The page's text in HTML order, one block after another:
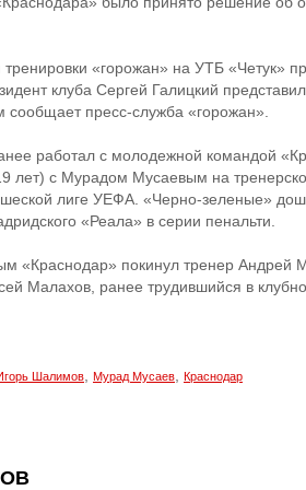
«горожан» на УТБ «Четук»
клуба Сергей Галицкий
сообщает пресс-служба «горожан».
работал с молодежной командой
лет) с Мурадом Мусаевым на
лиге УЕФА. «Черно-зеленые»
«Реала» в серии пенальти.
«Краснодар» покинул тренер Андрей
Малахов, ранее трудившийся в
Шалимов Мурад Мусаев Краснодар